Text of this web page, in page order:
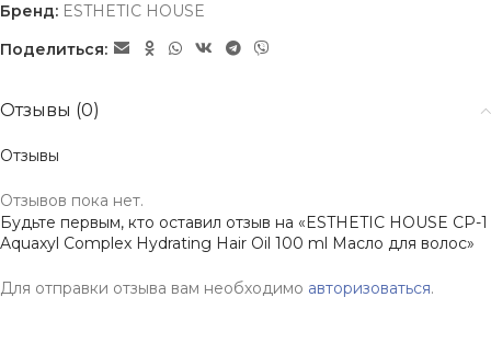
Бренд: ESTHETIC HOUSE
Поделиться:
Отзывы (0)
Отзывы
Отзывов пока нет.
Будьте первым, кто оставил отзыв на «ESTHETIC HOUSE CP-1
Aquaxyl Complex Hydrating Hair Oil 100 ml Масло для волос»
Для отправки отзыва вам необходимо авторизоваться.